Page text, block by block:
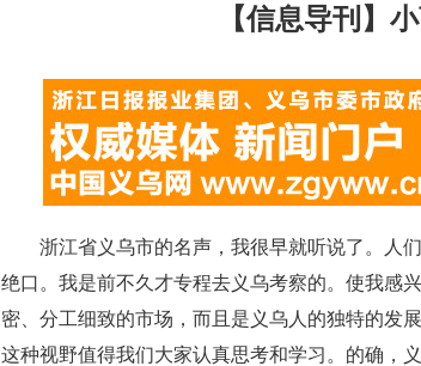
【信息导刊】
浙江省义乌市的名声，我很早就听说了。人们
绝口。我是前不久才专程去义乌考察的。使我感
密、分工细致的市场，而且是义乌人的独特的发
这种视野值得我们大家认真思考和学习。的确，